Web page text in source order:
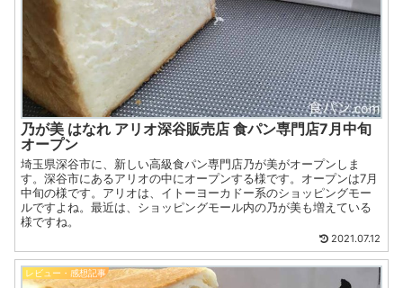
乃が美 はなれ アリオ深谷販売店 食パン専門店7月中旬
オープン
埼玉県深谷市に、新しい高級食パン専門店乃が美がオープンしま
す。深谷市にあるアリオの中にオープンする様です。オープンは7月
中旬の様です。アリオは、イトーヨーカドー系のショッピングモー
ルですよね。最近は、ショッピングモール内の乃が美も増えている
様ですね。
2021.07.12
レビュー・感想記事